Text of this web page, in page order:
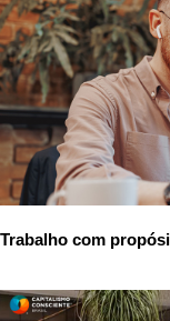
Trabalho com